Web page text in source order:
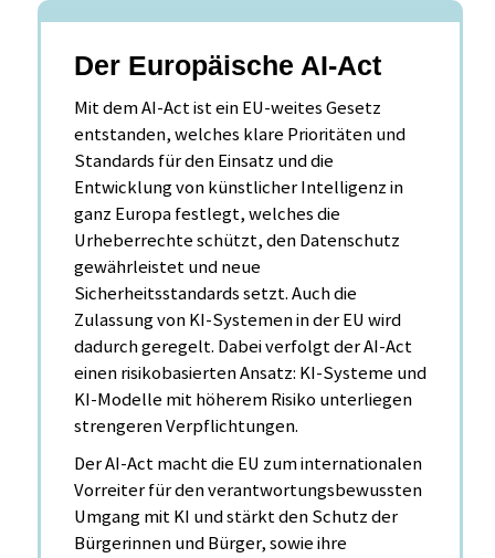
Der Europäische AI-Act
Mit dem AI-Act ist ein EU-weites Gesetz
entstanden, welches klare Prioritäten und
Standards für den Einsatz und die
Entwicklung von künstlicher Intelligenz in
ganz Europa festlegt, welches die
Urheberrechte schützt, den Datenschutz
gewährleistet und neue
Sicherheitsstandards setzt. Auch die
Zulassung von KI-Systemen in der EU wird
dadurch geregelt. Dabei verfolgt der AI-Act
einen risikobasierten Ansatz: KI-Systeme und
KI-Modelle mit höherem Risiko unterliegen
strengeren Verpflichtungen.
Der AI-Act macht die EU zum internationalen
Vorreiter für den verantwortungsbewussten
Umgang mit KI und stärkt den Schutz der
Bürgerinnen und Bürger, sowie ihre